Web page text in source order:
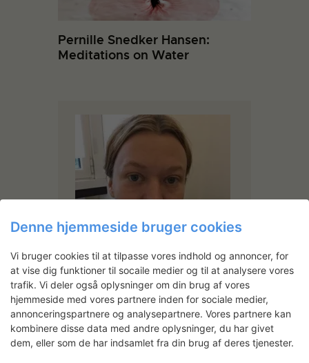
Pernille Snedker Hansen:
Meditations on Water
Line Lyhne
Denne hjemmeside bruger cookies
Vi bruger cookies til at tilpasse vores indhold og annoncer, for
at vise dig funktioner til socaile medier og til at analysere vores
trafik. Vi deler også oplysninger om din brug af vores
hjemmeside med vores partnere inden for sociale medier,
annonceringspartnere og analysepartnere. Vores partnere kan
kombinere disse data med andre oplysninger, du har givet
dem, eller som de har indsamlet fra din brug af deres tjenester.